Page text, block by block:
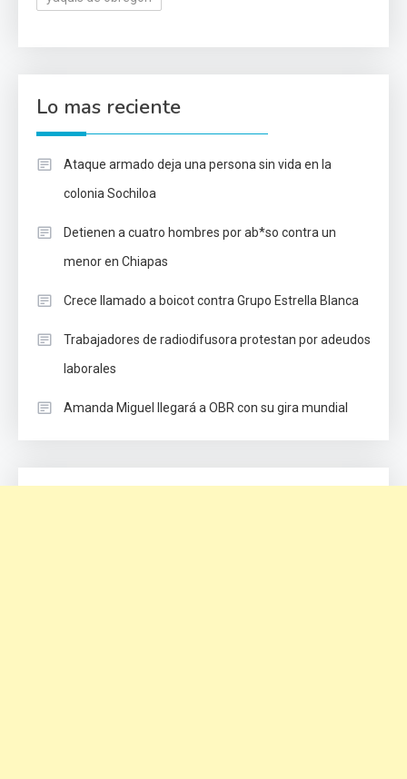
Lo mas reciente
Ataque armado deja una persona sin vida en la
colonia Sochiloa
Detienen a cuatro hombres por ab*so contra un
menor en Chiapas
Crece llamado a boicot contra Grupo Estrella Blanca
Trabajadores de radiodifusora protestan por adeudos
laborales
Amanda Miguel llegará a OBR con su gira mundial